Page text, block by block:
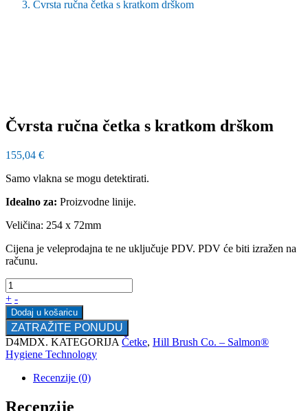
Čvrsta ručna četka s kratkom drškom
Čvrsta ručna četka s kratkom drškom
155,04 €
Samo vlakna se mogu detektirati.
Idealno za: Proizvodne linije.
Veličina: 254 x 72mm
Cijena je veleprodajna te ne uključuje PDV. PDV će biti izražen na
računu.
+ -
Dodaj u košaricu
ZATRAŽITE PONUDU
D4MDX. KATEGORIJA Četke, Hill Brush Co. – Salmon®
Hygiene Technology
Recenzije (0)
Recenzije